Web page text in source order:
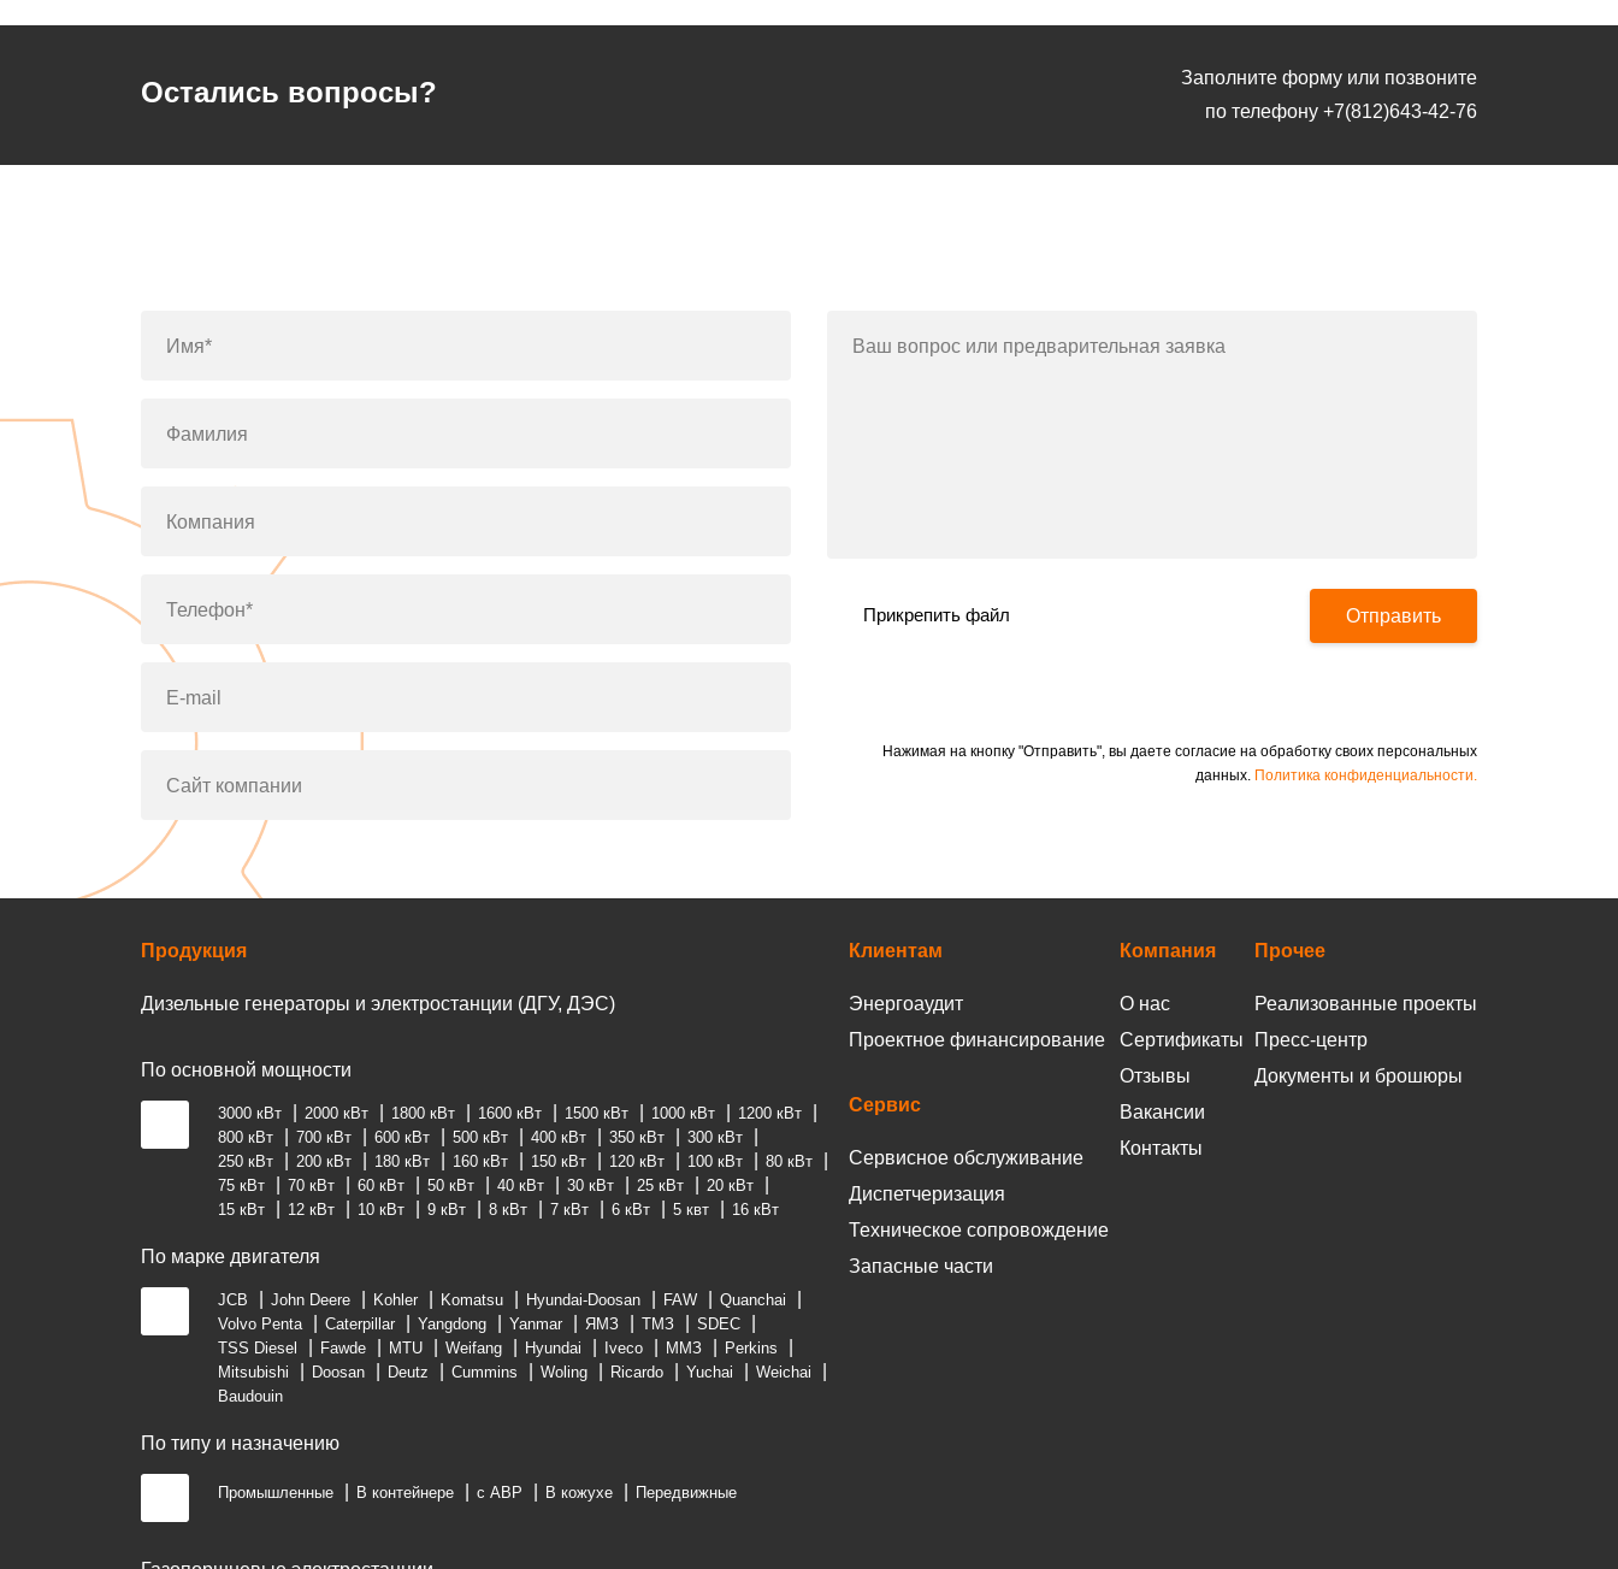
Остались вопросы?
Заполните форму или позвоните
по телефону +7(812)643-42-76
Имя*
Фамилия
Компания
Телефон*
E-mail
Сайт компании
Ваш вопрос или предварительная заявка
Прикрепить файл Отправить
Нажимая на кнопку "Отправить", вы даете согласие на обработку своих персональных
данных. Политика конфиденциальности.
Продукция
Дизельные генераторы и электростанции (ДГУ, ДЭС)
По основной мощности
3000 кВт 2000 кВт 1800 кВт 1600 кВт 1500 кВт 1000 кВт
1200 кВт
800 кВт
700 кВт 600 кВт 500 кВт 400 кВт 350 кВт
300 кВт
250 кВт
200 кВт 180 кВт 160 кВт 150 кВт 120 кВт 100 кВт
80 кВт
75 кВт
70 кВт 60 кВт 50 кВт 40 кВт 30 кВт 25 кВт
20 кВт
15 кВт
12 кВт 10 кВт 9 кВт 8 кВт 7 кВт 6 кВт 5 квт 16 кВт
По марке двигателя
JCB John Deere Kohler Komatsu Hyundai-Doosan FAW
Quanchai
Volvo Penta
Caterpillar Yangdong Yanmar ЯМЗ ТМЗ
SDEC
TSS Diesel
Fawde MTU Weifang Hyundai Iveco ММЗ
Perkins
Mitsubishi
Doosan Deutz Cummins Woling Ricardo Yuchai
Weichai
Baudouin
По типу и назначению
Промышленные В контейнере с АВР В кожухе Передвижные
Клиентам
Энергоаудит
Проектное финансирование
Сервис
Сервисное обслуживание
Диспетчеризация
Техническое сопровождение
Запасные части
Компания
О нас
Сертификаты
Отзывы
Вакансии
Контакты
Прочее
Реализованные проекты
Пресс-центр
Документы и брошюры